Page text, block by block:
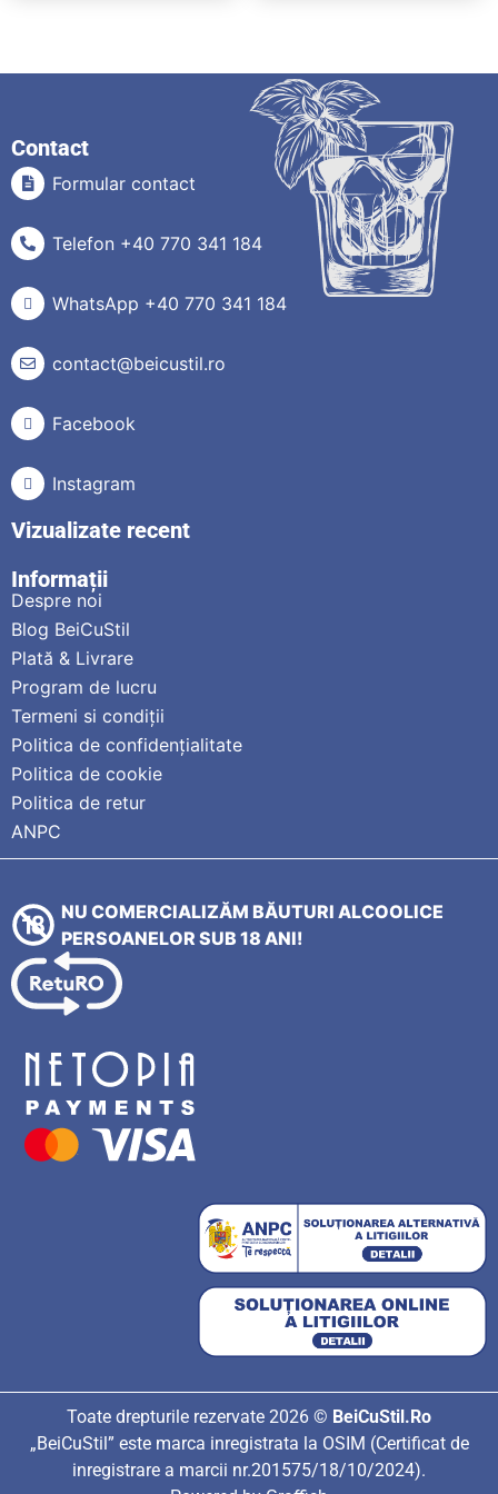
Contact
Formular contact
Telefon +40 770 341 184
WhatsApp +40 770 341 184
contact@beicustil.ro
Facebook
Instagram
Vizualizate recent
Informații
Despre noi
Blog BeiCuStil
Plată & Livrare
Program de lucru
Termeni si condiții
Politica de confidențialitate
Politica de cookie
Politica de retur
ANPC
NU COMERCIALIZĂM BĂUTURI ALCOOLICE
PERSOANELOR SUB 18 ANI!
Toate drepturile rezervate 2026 © BeiCuStil.Ro
„BeiCuStil” este marca inregistrata la OSIM (Certificat de
inregistrare a marcii nr.201575/18/10/2024).